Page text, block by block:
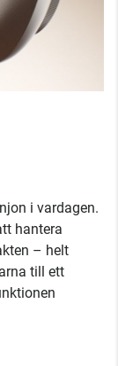
i vardagen.
hantera
– helt
till ett